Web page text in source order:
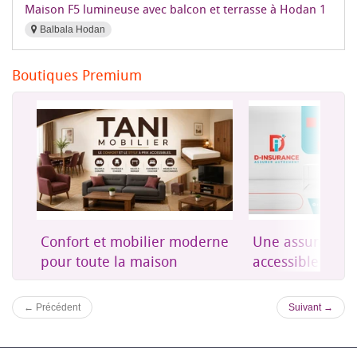
Maison F5 lumineuse avec balcon et terrasse à Hodan 1
Balbala Hodan
Boutiques Premium
Confort et mobilier moderne
pour toute la maison
Une
accessible à
← Précédent Suivant →